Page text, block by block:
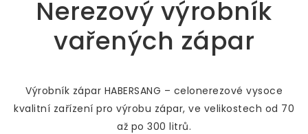
Nerezový výrobník
vařených zápar
Výrobník zápar HABERSANG – celonerezové vysoce
kvalitní zařízení pro výrobu zápar, ve velikostech od 70
až po 300 litrů.